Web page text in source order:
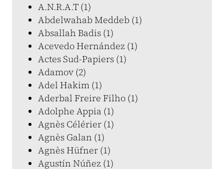
A.N.R.A.T (1)
Abdelwahab Meddeb (1)
Absallah Badis (1)
Acevedo Hernández (1)
Actes Sud-Papiers (1)
Adamov (2)
Adel Hakim (1)
Aderbal Freire Filho (1)
Adolphe Appia (1)
Agnès Célérier (1)
Agnès Galan (1)
Agnès Hüfner (1)
Agustín Núñez (1)